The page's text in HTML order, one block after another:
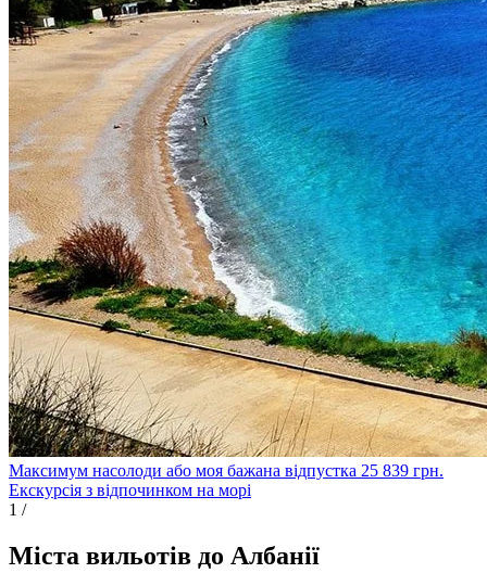
Максимум насолоди або моя бажана відпустка 25 839 грн.
Екскурсія з відпочинком на морі
1 /
Міста вильотів до Албанії